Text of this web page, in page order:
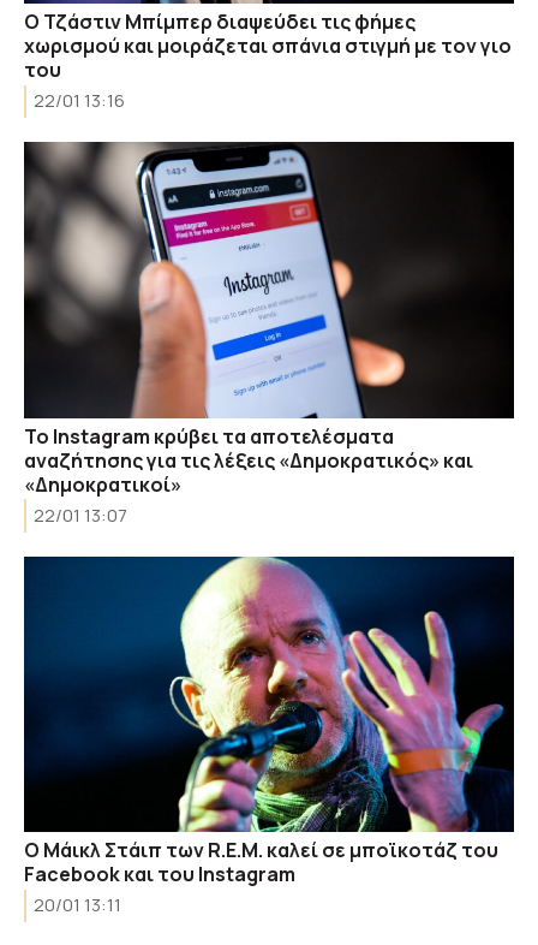
Ο Τζάστιν Μπίμπερ διαψεύδει τις φήμες
χωρισμού και μοιράζεται σπάνια στιγμή με τον γιο
του
22/01 13:16
Το Instagram κρύβει τα αποτελέσματα
αναζήτησης για τις λέξεις «Δημοκρατικός» και
«Δημοκρατικοί»
22/01 13:07
Ο Μάικλ Στάιπ των R.E.M. καλεί σε μποϊκοτάζ του
Facebook και του Instagram
20/01 13:11